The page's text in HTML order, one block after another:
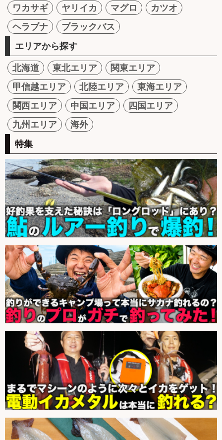
ワカサギ
ヤリイカ マグロ
カツオ
ヘラブナ
ブラックバス
エリアから探す
北海道 東北エリア
関東エリア
甲信越エリア
北陸エリア
東海エリア
関西エリア
中国エリア
四国エリア
九州エリア
海外
特集